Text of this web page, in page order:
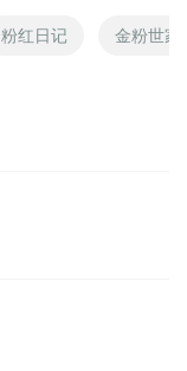
粉红日记 金粉世家